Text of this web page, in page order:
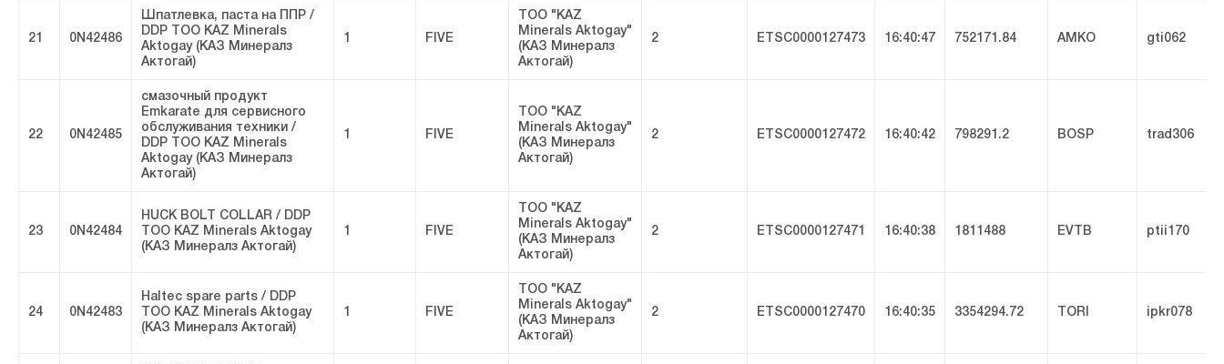
21 0N42486
Шпатлевка, паста на ППР /
DDP ТОО KAZ Minerals
Aktogay (КАЗ Минералз
Актогай)
1 FIVE
ТОО "KAZ
Minerals Aktogay"
(КАЗ Минералз
Актогай)
2 ETSC0000127473 16:40:47 752171.84 AMKO gti062
22 0N42485
смазочный продукт
Emkarate для сервисного
обслуживания техники /
DDP ТОО KAZ Minerals
Aktogay (КАЗ Минералз
Актогай)
1 FIVE
ТОО "KAZ
Minerals Aktogay"
(КАЗ Минералз
Актогай)
2 ETSC0000127472 16:40:42 798291.2 BOSP trad306
23 0N42484
HUCK BOLT COLLAR / DDP
ТОО KAZ Minerals Aktogay
(КАЗ Минералз Актогай)
1 FIVE
ТОО "KAZ
Minerals Aktogay"
(КАЗ Минералз
Актогай)
2 ETSC0000127471 16:40:38 1811488 EVTB ptii170
24 0N42483
Haltec spare parts / DDP
ТОО KAZ Minerals Aktogay
(КАЗ Минералз Актогай)
1 FIVE
ТОО "KAZ
Minerals Aktogay"
(КАЗ Минералз
Актогай)
2 ETSC0000127470 16:40:35 3354294.72 TORI ipkr078